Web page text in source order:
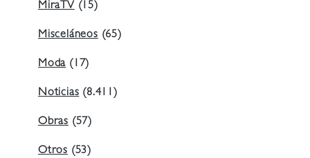
MiraTV(15)
Misceláneos(65)
Moda(17)
Noticias(8.411)
Obras (57)
Otros (53)